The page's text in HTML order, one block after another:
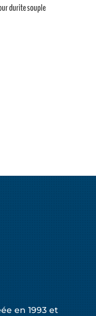
durite souple
en 1993 et